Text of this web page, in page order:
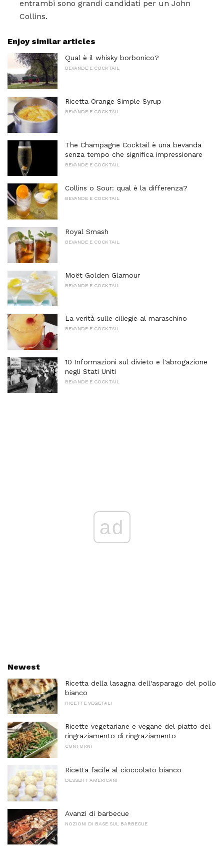
entrambi sono grandi candidati per un John
Collins.
Enjoy similar articles
Qual è il whisky borbonico?
BEVANDE E COCKTAIL
Ricetta Orange Simple Syrup
BEVANDE E COCKTAIL
The Champagne Cocktail è una bevanda
senza tempo che significa impressionare
BEVANDE E COCKTAIL
Collins o Sour: qual è la differenza?
BEVANDE E COCKTAIL
Royal Smash
BEVANDE E COCKTAIL
Moët Golden Glamour
BEVANDE E COCKTAIL
La verità sulle ciliegie al maraschino
BEVANDE E COCKTAIL
10 Informazioni sul divieto e l'abrogazione
negli Stati Uniti
BEVANDE E COCKTAIL
ad
Newest
Ricetta della lasagna dell'asparago del pollo
bianco
RICETTE VEGETALI
Ricette vegetariane e vegane del piatto del
ringraziamento di ringraziamento
CONTORNI
Ricetta facile al cioccolato bianco
DESSERT AMERICANI
Avanzi di barbecue
NOZIONI DI BASE SUL BARBECUE